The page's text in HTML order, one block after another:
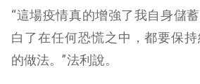
“這場疫情真的增強了我自身儲
白了在任何恐慌之中，都要保
的做法。”法利說。